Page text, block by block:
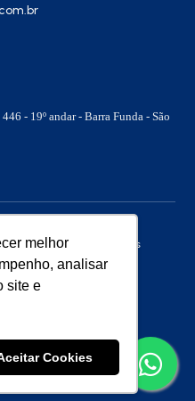
melhor
analisar
site e
Cookies
- 19º andar - Barra Funda - São
– Todos os direitos